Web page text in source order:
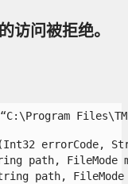
访问被拒绝。
errorCode,
path,
path,